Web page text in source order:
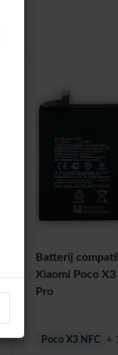
Batterij
Xiaomi Poco
Pro
Poco X3 NFC + 1